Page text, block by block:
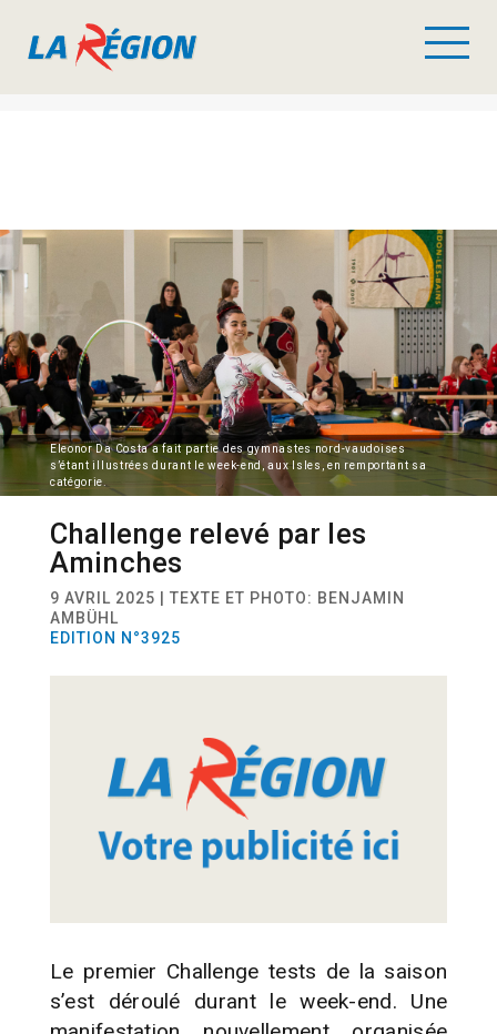
Eleonor Da Costa a fait partie des gymnastes nord-vaudoises
s’étant illustrées durant le week-end, aux Isles, en remportant sa
catégorie.
Challenge relevé par les
Aminches
9 AVRIL 2025 | TEXTE ET PHOTO: BENJAMIN
AMBÜHL
EDITION N°3925
Le premier Challenge tests de la saison
s’est déroulé durant le week-end. Une